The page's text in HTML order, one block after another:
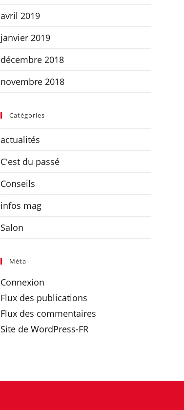
avril 2019
janvier 2019
décembre 2018
novembre 2018
Catégories
actualités
C'est du passé
Conseils
infos mag
Salon
Méta
Connexion
Flux des publications
Flux des commentaires
Site de WordPress-FR